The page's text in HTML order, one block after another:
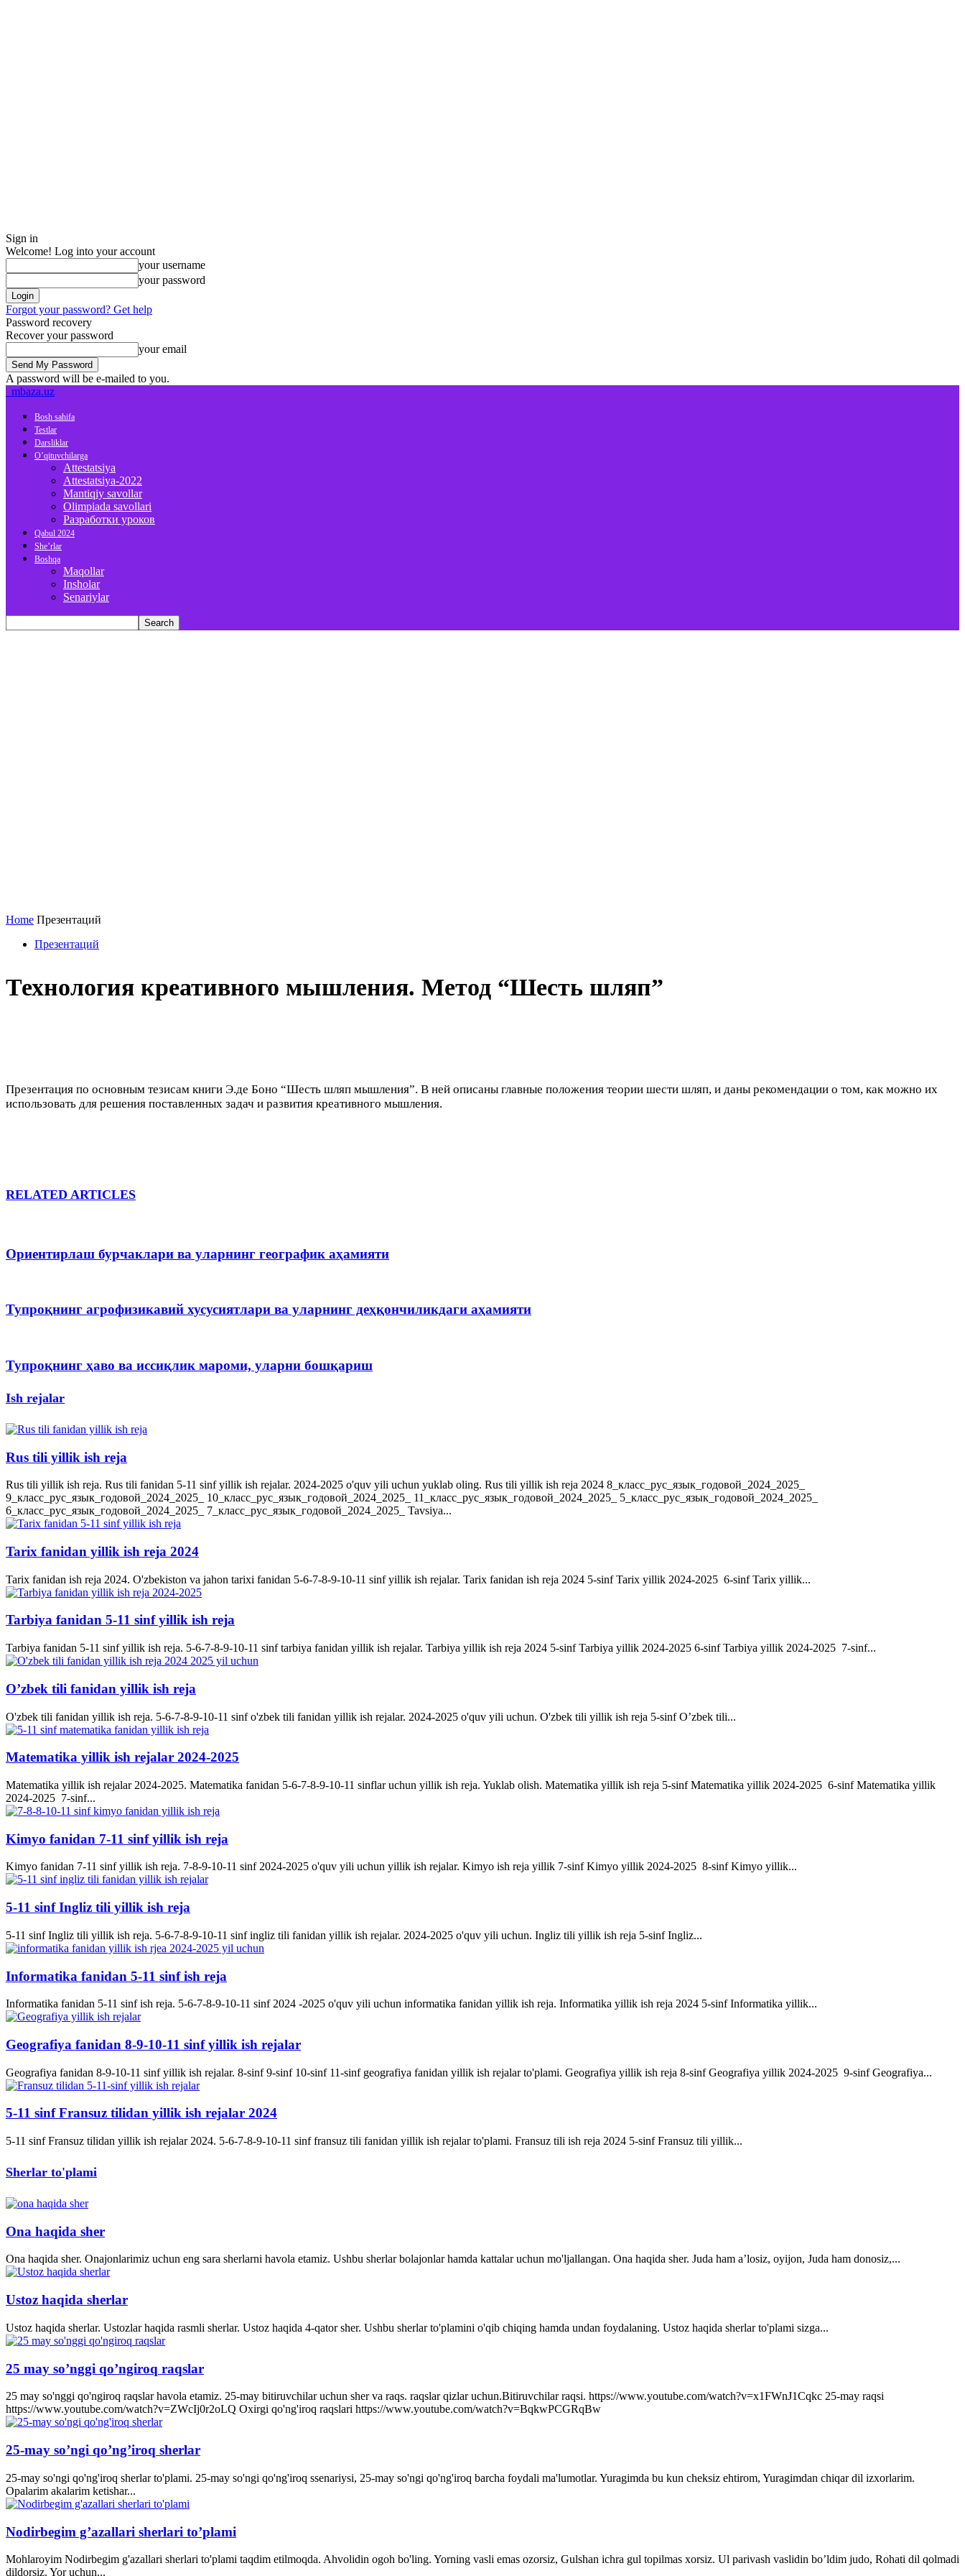
Sign in
Welcome! Log into your account
your username
your password
Forgot your password? Get help
Password recovery
Recover your password
your email
A password will be e-mailed to you.
mbaza.uz
Bosh sahifa
Testlar
Darsliklar
O’qituvchilarga
Attestatsiya
Attestatsiya-2022
Mantiqiy savollar
Olimpiada savollari
Разработки уроков
Qabul 2024
She’rlar
Boshqa
Maqollar
Insholar
Senariylar
Home Презентаций
Презентаций
Технология креативного мышления. Метод “Шесть шляп”
Презентация по основным тезисам книги Э.де Боно “Шесть шляп мышления”. В ней описаны главные положения теории шести шляп, и даны рекомендации о том, как можно их
использовать для решения поставленных задач и развития креативного мышления.
RELATED ARTICLES
Ориентирлаш бурчаклари ва уларнинг географик аҳамияти
Тупроқнинг агрофизикавий хусусиятлари ва уларнинг деҳқончиликдаги аҳамияти
Тупроқнинг ҳаво ва иссиқлик мароми, уларни бошқариш
Ish rejalar
Rus tili yillik ish reja
Rus tili yillik ish reja. Rus tili fanidan 5-11 sinf yillik ish rejalar. 2024-2025 o'quv yili uchun yuklab oling. Rus tili yillik ish reja 2024 8_класс_рус_язык_годовой_2024_2025_
9_класс_рус_язык_годовой_2024_2025_ 10_класс_рус_язык_годовой_2024_2025_ 11_класс_рус_язык_годовой_2024_2025_ 5_класс_рус_язык_годовой_2024_2025_
6_класс_рус_язык_годовой_2024_2025_ 7_класс_рус_язык_годовой_2024_2025_ Tavsiya...
Tarix fanidan yillik ish reja 2024
Tarix fanidan ish reja 2024. O'zbekiston va jahon tarixi fanidan 5-6-7-8-9-10-11 sinf yillik ish rejalar. Tarix fanidan ish reja 2024 5-sinf Tarix yillik 2024-2025 6-sinf Tarix yillik...
Tarbiya fanidan 5-11 sinf yillik ish reja
Tarbiya fanidan 5-11 sinf yillik ish reja. 5-6-7-8-9-10-11 sinf tarbiya fanidan yillik ish rejalar. Tarbiya yillik ish reja 2024 5-sinf Tarbiya yillik 2024-2025 6-sinf Tarbiya yillik 2024-2025 7-sinf...
O’zbek tili fanidan yillik ish reja
O'zbek tili fanidan yillik ish reja. 5-6-7-8-9-10-11 sinf o'zbek tili fanidan yillik ish rejalar. 2024-2025 o'quv yili uchun. O'zbek tili yillik ish reja 5-sinf O’zbek tili...
Matematika yillik ish rejalar 2024-2025
Matematika yillik ish rejalar 2024-2025. Matematika fanidan 5-6-7-8-9-10-11 sinflar uchun yillik ish reja. Yuklab olish. Matematika yillik ish reja 5-sinf Matematika yillik 2024-2025 6-sinf Matematika yillik
2024-2025 7-sinf...
Kimyo fanidan 7-11 sinf yillik ish reja
Kimyo fanidan 7-11 sinf yillik ish reja. 7-8-9-10-11 sinf 2024-2025 o'quv yili uchun yillik ish rejalar. Kimyo ish reja yillik 7-sinf Kimyo yillik 2024-2025 8-sinf Kimyo yillik...
5-11 sinf Ingliz tili yillik ish reja
5-11 sinf Ingliz tili yillik ish reja. 5-6-7-8-9-10-11 sinf ingliz tili fanidan yillik ish rejalar. 2024-2025 o'quv yili uchun. Ingliz tili yillik ish reja 5-sinf Ingliz...
Informatika fanidan 5-11 sinf ish reja
Informatika fanidan 5-11 sinf ish reja. 5-6-7-8-9-10-11 sinf 2024 -2025 o'quv yili uchun informatika fanidan yillik ish reja. Informatika yillik ish reja 2024 5-sinf Informatika yillik...
Geografiya fanidan 8-9-10-11 sinf yillik ish rejalar
Geografiya fanidan 8-9-10-11 sinf yillik ish rejalar. 8-sinf 9-sinf 10-sinf 11-sinf geografiya fanidan yillik ish rejalar to'plami. Geografiya yillik ish reja 8-sinf Geografiya yillik 2024-2025 9-sinf Geografiya...
5-11 sinf Fransuz tilidan yillik ish rejalar 2024
5-11 sinf Fransuz tilidan yillik ish rejalar 2024. 5-6-7-8-9-10-11 sinf fransuz tili fanidan yillik ish rejalar to'plami. Fransuz tili ish reja 2024 5-sinf Fransuz tili yillik...
Sherlar to'plami
Ona haqida sher
Ona haqida sher. Onajonlarimiz uchun eng sara sherlarni havola etamiz. Ushbu sherlar bolajonlar hamda kattalar uchun mo'ljallangan. Ona haqida sher. Juda ham a’losiz, oyijon, Juda ham donosiz,...
Ustoz haqida sherlar
Ustoz haqida sherlar. Ustozlar haqida rasmli sherlar. Ustoz haqida 4-qator sher. Ushbu sherlar to'plamini o'qib chiqing hamda undan foydalaning. Ustoz haqida sherlar to'plami sizga...
25 may so’nggi qo’ngiroq raqslar
25 may so'nggi qo'ngiroq raqslar havola etamiz. 25-may bitiruvchilar uchun sher va raqs. raqslar qizlar uchun.Bitiruvchilar raqsi. https://www.youtube.com/watch?v=x1FWnJ1Cqkc 25-may raqsi
https://www.youtube.com/watch?v=ZWcIj0r2oLQ Oxirgi qo'ng'iroq raqslari https://www.youtube.com/watch?v=BqkwPCGRqBw
25-may so’ngi qo’ng’iroq sherlar
25-may so'ngi qo'ng'iroq sherlar to'plami. 25-may so'ngi qo'ng'iroq ssenariysi, 25-may so'ngi qo'ng'iroq barcha foydali ma'lumotlar. Yuragimda bu kun cheksiz ehtirom, Yuragimdan chiqar dil izxorlarim.
Opalarim akalarim ketishar...
Nodirbegim g’azallari sherlari to’plami
Mohlaroyim Nodirbegim g'azallari sherlari to'plami taqdim etilmoqda. Ahvolidin ogoh bo'ling. Yorning vasli emas ozorsiz, Gulshan ichra gul topilmas xorsiz. Ul parivash vaslidin bo’ldim judo, Rohati dil qolmadi
dildorsiz. Yor uchun...